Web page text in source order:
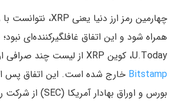
همراه شود و این اتفاق غافلگیرکننده‌ای
U.Today،‌ کوین XRP از لیست چند صرافی ارز دیجیتال مثل
Bitstamp خارج شده است. این اتفاق پس
بورس و اوراق بهادار آمریکا (SEC) از شرکت ریپل شکایت کرد.